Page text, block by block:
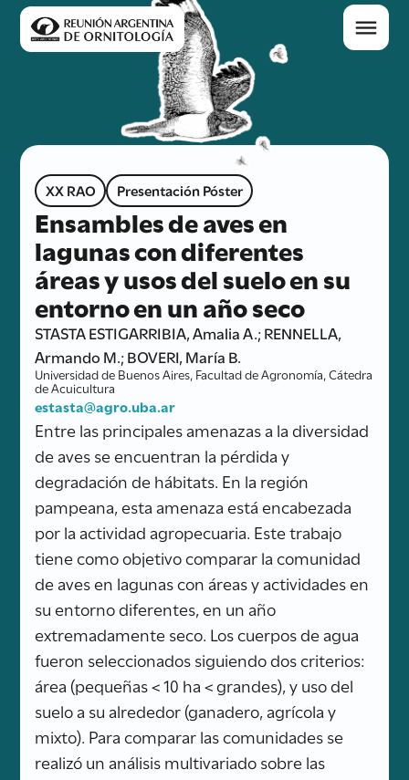
XX RAO Presentación Póster
Ensambles de aves en
lagunas con diferentes
áreas y usos del suelo en su
entorno en un año seco
STASTA ESTIGARRIBIA, Amalia A.; RENNELLA,
Armando M.; BOVERI, María B.
Universidad de Buenos Aires, Facultad de Agronomía, Cátedra
de Acuicultura
estasta@agro.uba.ar
Entre las principales amenazas a la diversidad
de aves se encuentran la pérdida y
degradación de hábitats. En la región
pampeana, esta amenaza está encabezada
por la actividad agropecuaria. Este trabajo
tiene como objetivo comparar la comunidad
de aves en lagunas con áreas y actividades en
su entorno diferentes, en un año
extremadamente seco. Los cuerpos de agua
fueron seleccionados siguiendo dos criterios:
área (pequeñas < 10 ha < grandes), y uso del
suelo a su alrededor (ganadero, agrícola y
mixto). Para comparar las comunidades se
realizó un análisis multivariado sobre las